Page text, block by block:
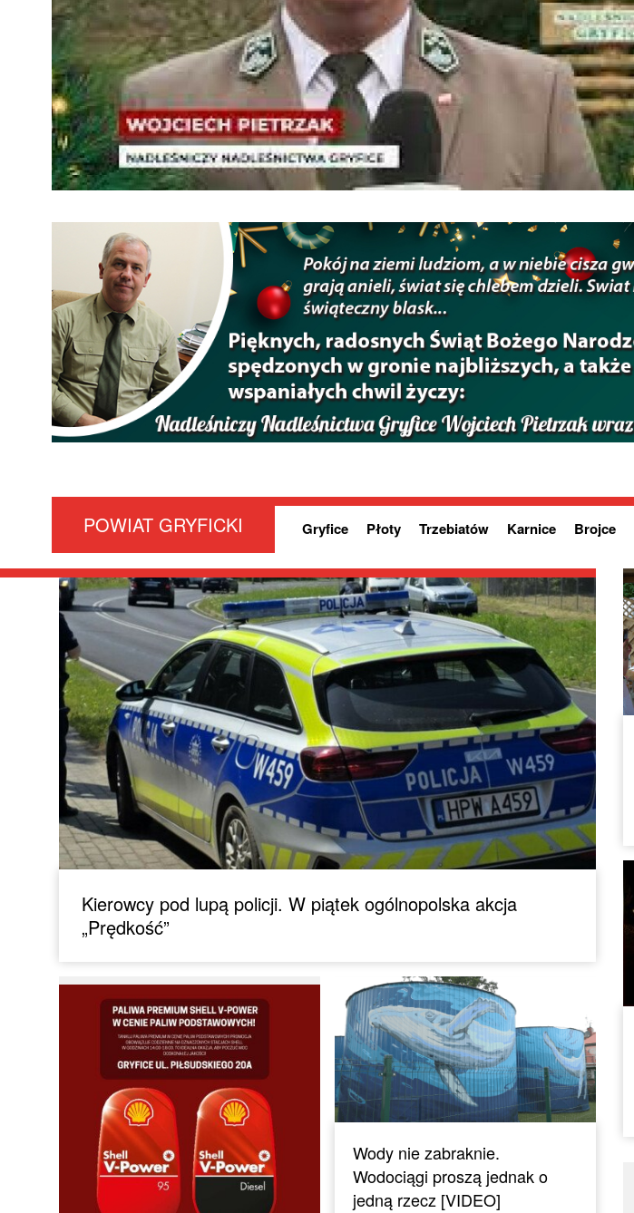
POWIAT GRYFICKI Gryfice Płoty Trzebiatów Karnice Brojce
Kierowcy pod lupą policji. W piątek ogólnopolska akcja
„Prędkość”
Wody nie zabraknie.
Wodociągi proszą jednak o
jedną rzecz [VIDEO]